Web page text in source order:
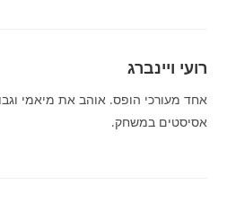
רועי ויינברג
אסיסטים במשחק.